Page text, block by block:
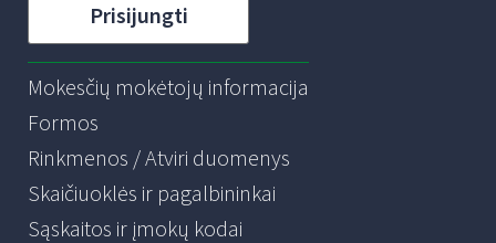
Prisijungti
Mokesčių mokėtojų informacija
Formos
Rinkmenos / Atviri duomenys
Skaičiuoklės ir pagalbininkai
Sąskaitos ir įmokų kodai